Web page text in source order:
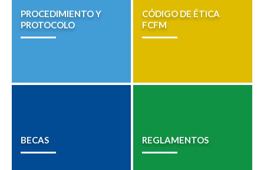
PROCEDIMIENTO Y
PROTOCOLO
CÓDIGO DE ÉTICA
FCFM
BECAS REGLAMENTOS